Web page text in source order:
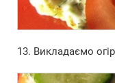
13. Викладаємо